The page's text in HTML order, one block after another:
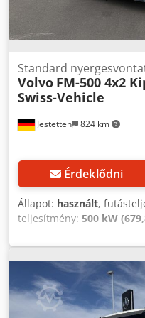
Jestetten 824 km
Standard
Volvo FM-500 4x2
Swiss-Vehicle
Érdeklődni
Állapot: használt,
teljesítmény: 500 kW
,
7 240 kg, maximális
40 000 kg, abroncs méret:
tengelyelrendezés:4x2 ,
vezetőfülke:
nappali fülke
kibocsátási osztály:Euro 6